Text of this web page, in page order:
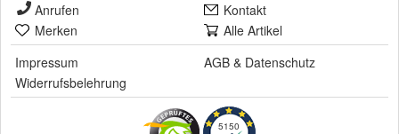
Anrufen
Kontakt
Merken
Alle Artikel
Impressum
AGB & Datenschutz
Widerrufsbelehrung
5150